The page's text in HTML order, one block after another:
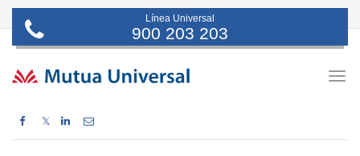
Línea Universal
900 203 203
𝕏